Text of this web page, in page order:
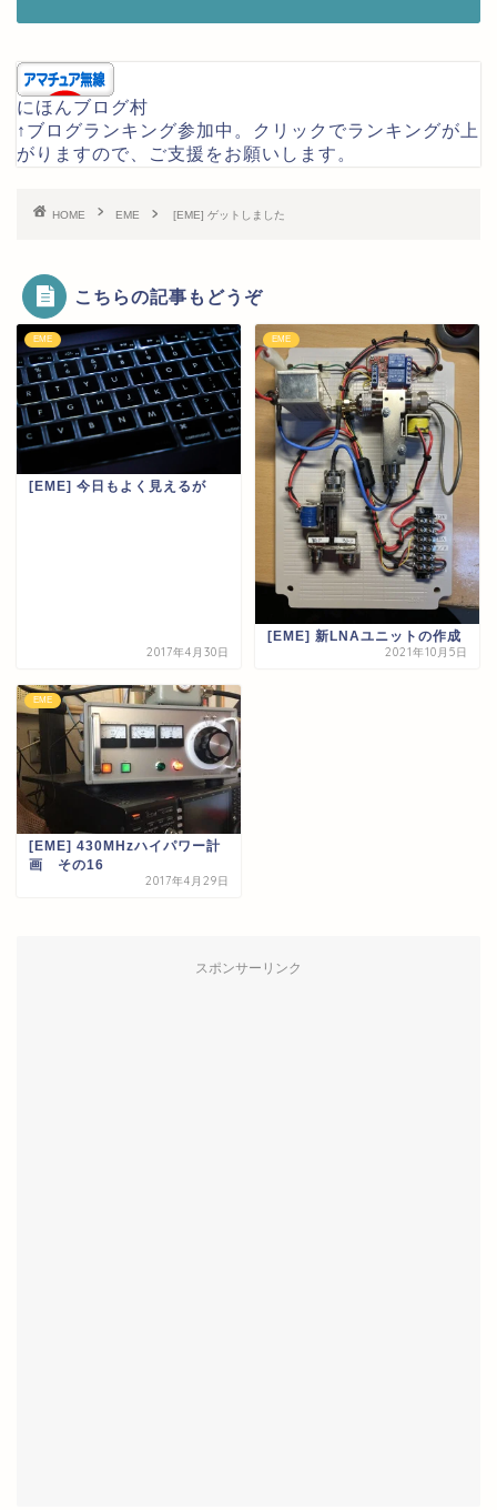
にほんブログ村
↑ブログランキング参加中。クリックでランキングが上
がりますので、ご支援をお願いします。
HOME EME [EME] ゲットしました
こちらの記事もどうぞ
EME
[EME] 今日もよく見えるが
2017年4月30日
EME
[EME] 新LNAユニットの作成
2021年10月5日
EME
[EME] 430MHzハイパワー計
画 その16
2017年4月29日
スポンサーリンク